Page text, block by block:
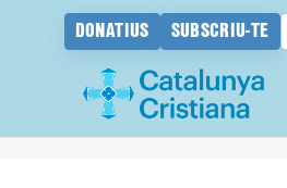
DONATIUS SUBSCRIU-TE